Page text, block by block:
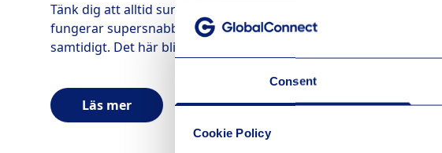
Consent
Cookie Policy
Tänk dig att alltid surfa utan väntetider. Att allt du gör på internet
fungerar supersnabbt, även om resten av familjen är ute på nätet
samtidigt. Det här blir nu verklighet när allt fler får tillgång till fiber.
Läs mer